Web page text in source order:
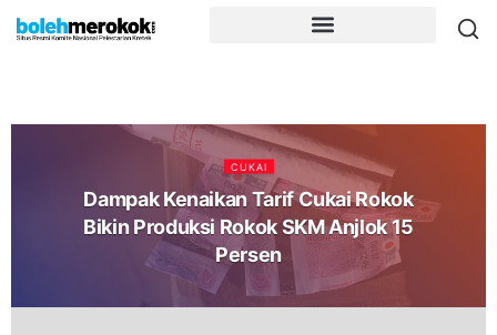
CUKAI
Dampak Kenaikan Tarif Cukai Rokok
Bikin Produksi Rokok SKM Anjlok 15
Persen